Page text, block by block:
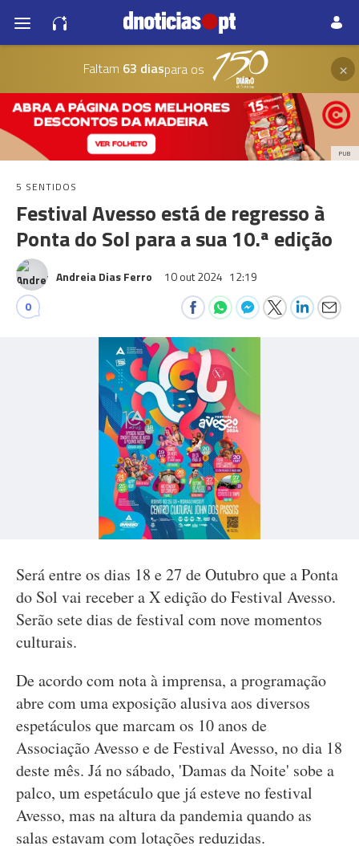
Faltam 63 diaspara os ×
PUB
5 SENTIDOS
Festival Avesso está de regresso à
Ponta do Sol para a sua 10.ª edição
Andreia Dias Ferro 10 out 2024 12:19
0
Será entre os dias 18 e 27 de Outubro que a Ponta
do Sol vai receber a X edição do Festival Avesso.
Serão sete dias de festival com nove momentos
culturais.
De acordo com nota à imprensa, a programação
abre com uma exposição alusiva aos diversos
espetáculos que marcam os 10 anos de
Associação Avesso e de Festival Avesso, no dia 18
deste mês. Já no sábado, 'Damas da Noite' sobe a
palco, um espetáculo que já esteve no festival
Avesso, mas na altura da pandemia quando as
salas estavam com lotações reduzidas.